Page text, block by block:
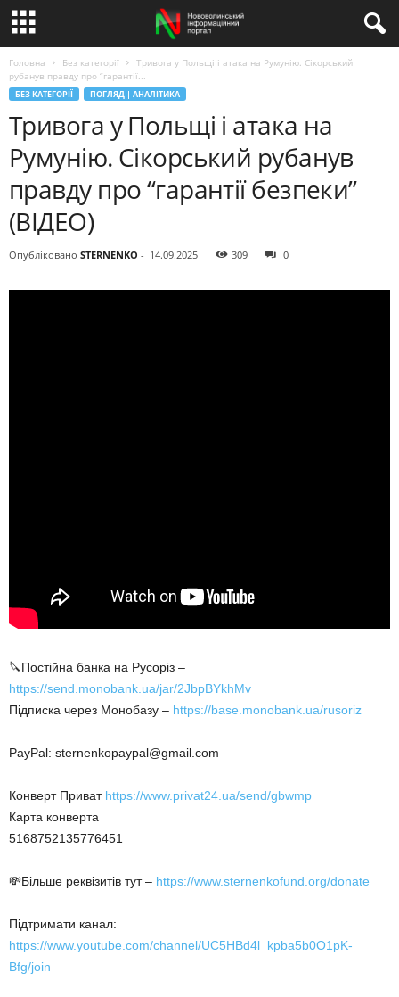
Головна Без категорії
Тривога у Польщі і атака на Румунію. Сікорський
рубанув правду про “гарантії...
БЕЗ КАТЕГОРІЇ ПОГЛЯД | АНАЛІТИКА
Тривога у Польщі і атака на
Румунію. Сікорський рубанув
правду про “гарантії безпеки”
(ВІДЕО)
Опубліковано STERNENKO - 14.09.2025 309 0
🔪Постійна банка на Русоріз –
https://send.monobank.ua/jar/2JbpBYkhMv
Підписка через Монобазу – https://base.monobank.ua/rusoriz
PayPal: sternenkopaypal@gmail.com
Конверт Приват https://www.privat24.ua/send/gbwmp
Карта конверта
5168752135776451
💸Більше реквізитів тут – https://www.sternenkofund.org/donate
Підтримати канал:
https://www.youtube.com/channel/UC5HBd4l_kpba5b0O1pK-
Bfg/join